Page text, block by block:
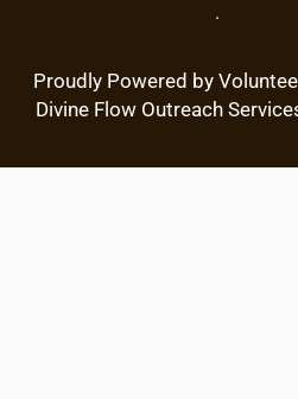
.
Proudly Powered by
Divine Flow Outreach